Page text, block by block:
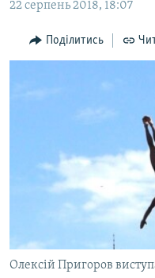
навігації
Перейти
до
БЛОГИ
ПОГЛЯД
ВСЕ ЗА ДЕНЬ
ДЕПОРТАЦІЯ
ВІДЕОУРОКИ «ELIFBE»
УКРАЇНСЬКА ПРОБЛЕМА
ІНФОГРАФІКА
ЯК ОБІЙТИ
ДОЛУЧАЙСЯ!
22 серпень 2018, 18:07
Поділитись
Олексій Пригоров